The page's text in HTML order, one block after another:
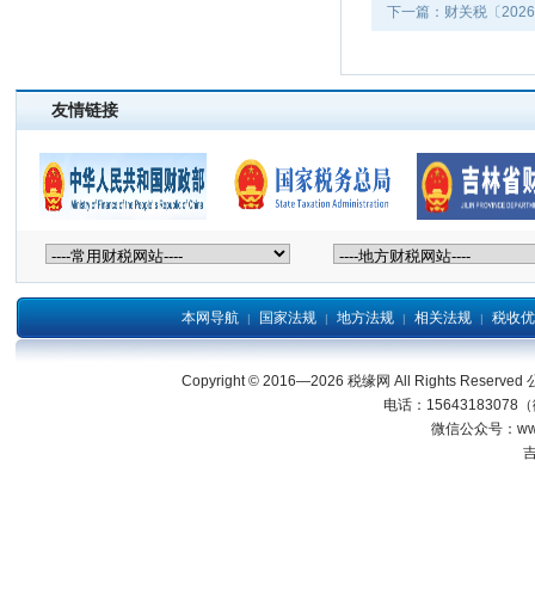
下一篇：财关税〔
友情链接
本网导航 | 国家法规 | 地方法规 | 相关法规 | 税收
Copyright © 2016—2026 税缘网 All Rights Reserved
电话：15643183078
微信公众号：